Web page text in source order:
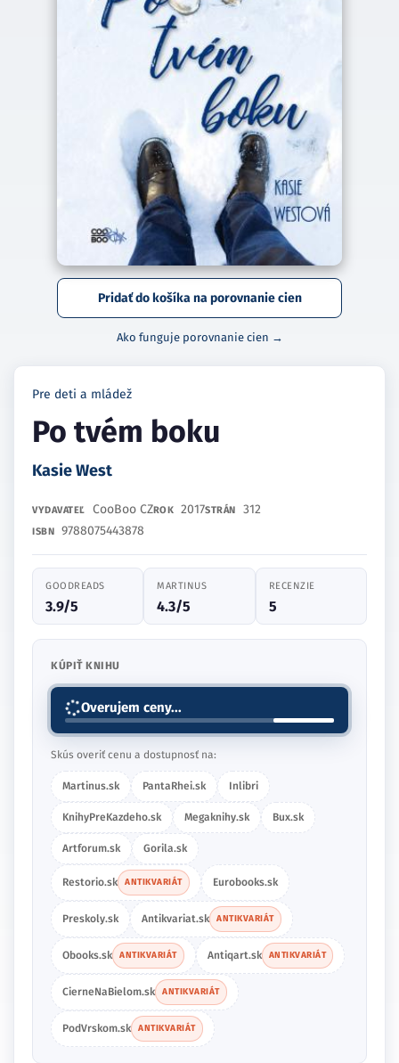
Pridať do košíka na porovnanie cien
Ako funguje porovnanie cien →
Pre deti a mládež
Po tvém boku
Kasie West
VYDAVATEĽ CooBoo CZROK 2017STRÁN 312
ISBN 9788075443878
GOODREADS
3.9/5
MARTINUS
4.3/5
RECENZIE
5
KÚPIŤ KNIHU
Overujem ceny...
Skús overiť cenu a dostupnosť na:
Martinus.sk PantaRhei.sk Inlibri
KnihyPreKazdeho.sk Megaknihy.sk Bux.sk
Artforum.sk Gorila.sk
Restorio.sk ANTIKVARIÁT Eurobooks.sk
Preskoly.sk Antikvariat.sk ANTIKVARIÁT
Obooks.sk ANTIKVARIÁT Antiqart.sk ANTIKVARIÁT
CierneNaBielom.sk ANTIKVARIÁT
PodVrskom.sk ANTIKVARIÁT